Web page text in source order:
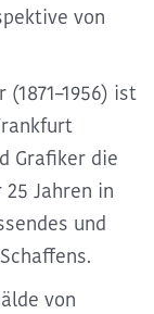
von
ist
Grafi­ker die
Jahren in
und
von